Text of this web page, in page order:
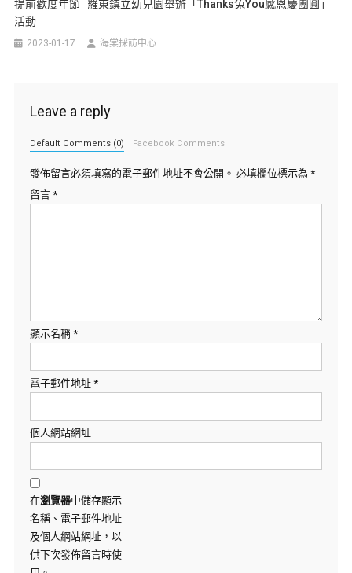
提前歡度年節 羅東鎮立幼兒園舉辦「Thanks兔You感恩慶團圓」
活動
2023-01-17 海棠採訪中心
Leave a reply
Default Comments (0) Facebook Comments
發佈留言必須填寫的電子郵件地址不會公開。 必填欄位標示為 *
留言 *
顯示名稱 *
電子郵件地址 *
個人網站網址
在瀏覽器中儲存顯示
名稱、電子郵件地址
及個人網站網址，以
供下次發佈留言時使